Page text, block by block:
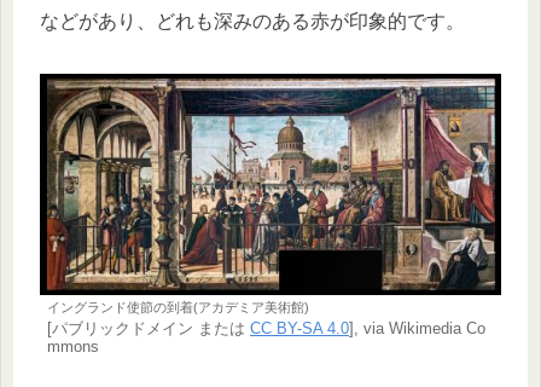
などがあり、どれも深みのある赤が印象的です。
イングランド使節の到着(アカデミア美術館)
[パブリックドメイン または CC BY-SA 4.0], via Wikimedia Co
mmons